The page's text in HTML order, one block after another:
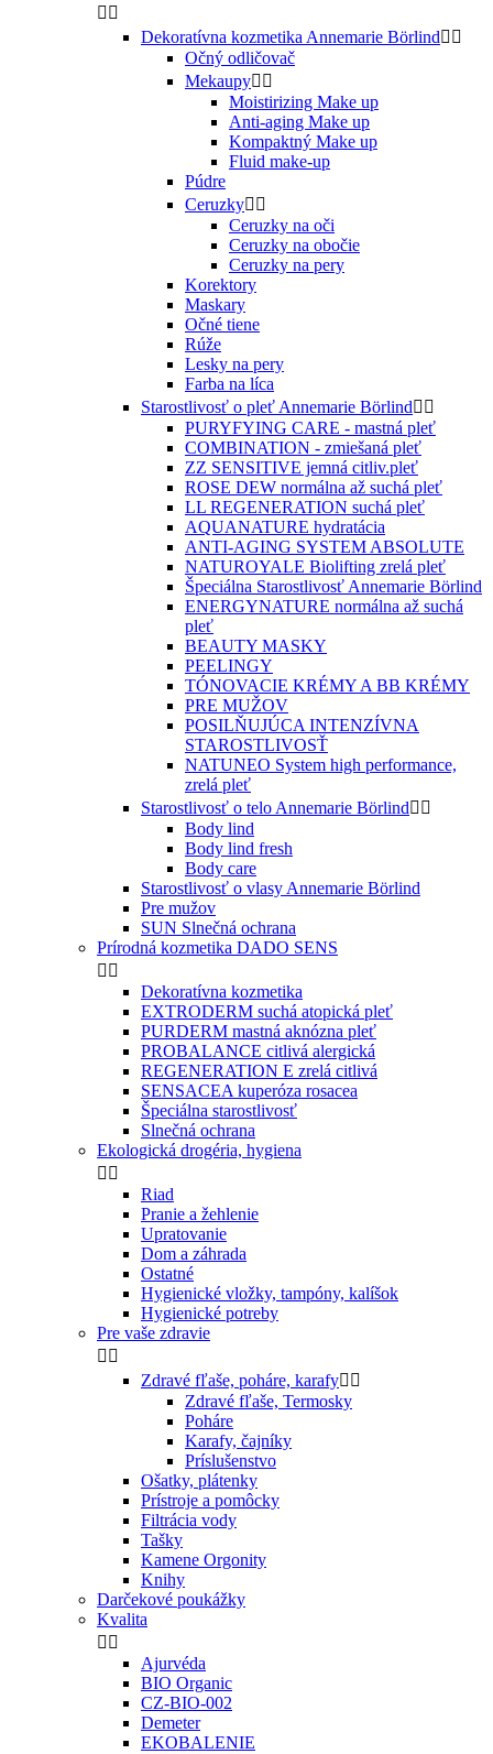
 
Dekoratívna kozmetika Annemarie Börlind 
Očný odličovač
Mekaupy 
Moistirizing Make up
Anti-aging Make up
Kompaktný Make up
Fluid make-up
Púdre
Ceruzky 
Ceruzky na oči
Ceruzky na obočie
Ceruzky na pery
Korektory
Maskary
Očné tiene
Rúže
Lesky na pery
Farba na líca
Starostlivosť o pleť Annemarie Börlind 
PURYFYING CARE - mastná pleť
COMBINATION - zmiešaná pleť
ZZ SENSITIVE jemná citliv.pleť
ROSE DEW normálna až suchá pleť
LL REGENERATION suchá pleť
AQUANATURE hydratácia
ANTI-AGING SYSTEM ABSOLUTE
NATUROYALE Biolifting zrelá pleť
Špeciálna Starostlivosť Annemarie Börlind
ENERGYNATURE normálna až suchá
pleť
BEAUTY MASKY
PEELINGY
TÓNOVACIE KRÉMY A BB KRÉMY
PRE MUŽOV
POSILŇUJÚCA INTENZÍVNA
STAROSTLIVOSŤ
NATUNEO System high performance,
zrelá pleť
Starostlivosť o telo Annemarie Börlind 
Body lind
Body lind fresh
Body care
Starostlivosť o vlasy Annemarie Börlind
Pre mužov
SUN Slnečná ochrana
Prírodná kozmetika DADO SENS
 
Dekoratívna kozmetika
EXTRODERM suchá atopická pleť
PURDERM mastná aknózna pleť
PROBALANCE citlivá alergická
REGENERATION E zrelá citlivá
SENSACEA kuperóza rosacea
Špeciálna starostlivosť
Slnečná ochrana
Ekologická drogéria, hygiena
 
Riad
Pranie a žehlenie
Upratovanie
Dom a záhrada
Ostatné
Hygienické vložky, tampóny, kalíšok
Hygienické potreby
Pre vaše zdravie
 
Zdravé fľaše, poháre, karafy 
Zdravé fľaše, Termosky
Poháre
Karafy, čajníky
Príslušenstvo
Ošatky, plátenky
Prístroje a pomôcky
Filtrácia vody
Tašky
Kamene Orgonity
Knihy
Darčekové poukážky
Kvalita
 
Ajurvéda
BIO Organic
CZ-BIO-002
Demeter
EKOBALENIE